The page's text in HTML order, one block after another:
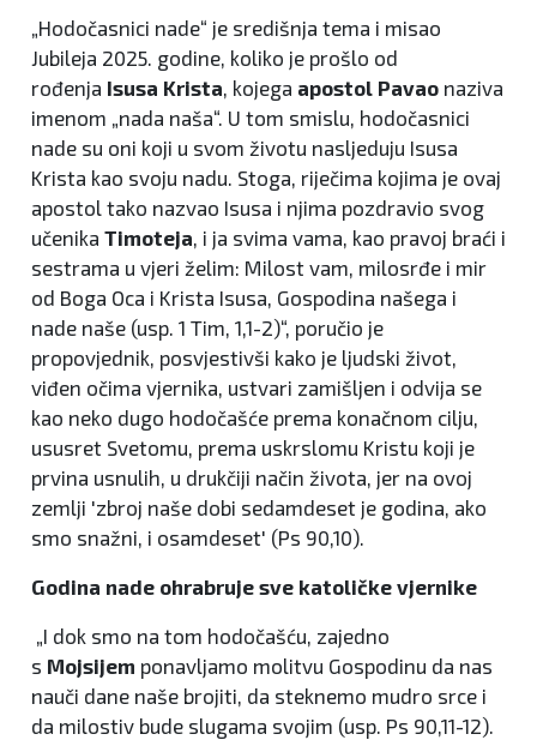
„Hodočasnici nade“ je središnja tema i misao
Jubileja 2025. godine, koliko je prošlo od
rođenja Isusa Krista, kojega apostol Pavao naziva
imenom „nada naša“. U tom smislu, hodočasnici
nade su oni koji u svom životu nasljeduju Isusa
Krista kao svoju nadu. Stoga, riječima kojima je ovaj
apostol tako nazvao Isusa i njima pozdravio svog
učenika Timoteja, i ja svima vama, kao pravoj braći i
sestrama u vjeri želim: Milost vam, milosrđe i mir
od Boga Oca i Krista Isusa, Gospodina našega i
nade naše (usp. 1 Tim, 1,1-2)“, poručio je
propovjednik, posvjestivši kako je ljudski život,
viđen očima vjernika, ustvari zamišljen i odvija se
kao neko dugo hodočašće prema konačnom cilju,
ususret Svetomu, prema uskrslomu Kristu koji je
prvina usnulih, u drukčiji način života, jer na ovoj
zemlji 'zbroj naše dobi sedamdeset je godina, ako
smo snažni, i osamdeset' (Ps 90,10).
Godina nade ohrabruje sve katoličke vjernike
„I dok smo na tom hodočašću, zajedno
s Mojsijem ponavljamo molitvu Gospodinu da nas
nauči dane naše brojiti, da steknemo mudro srce i
da milostiv bude slugama svojim (usp. Ps 90,11-12).